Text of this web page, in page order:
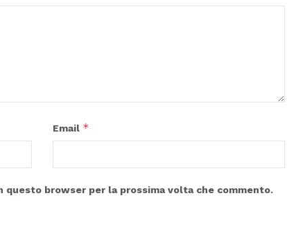
Email *
questo browser per la prossima volta che commento.